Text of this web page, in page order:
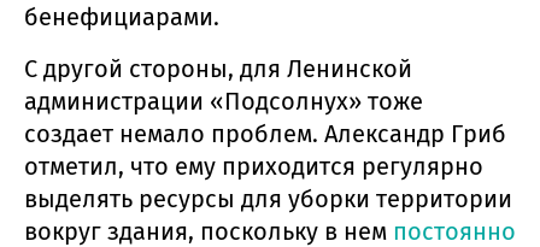
бенефициарами.
С другой стороны, для Ленинской
администрации «Подсолнух» тоже
создает немало проблем. Александр Гриб
отметил, что ему приходится регулярно
выделять ресурсы для уборки территории
вокруг здания, поскольку в нем постоянно